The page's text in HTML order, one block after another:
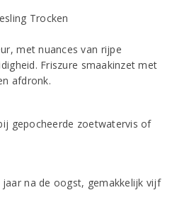
met nuances van rijpe
Friszure smaakinzet met
afdronk.
gepocheerde zoetwatervis of
na de oogst, gemakkelijk vijf